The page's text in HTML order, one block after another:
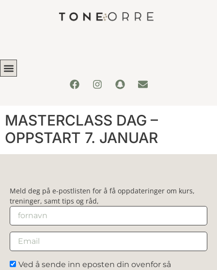
MASTERCLASS DAG –
OPPSTART 7. JANUAR
Meld deg på e-postlisten for å få oppdateringer om kurs,
treninger, samt tips og råd,
Ved å sende inn eposten din ovenfor så